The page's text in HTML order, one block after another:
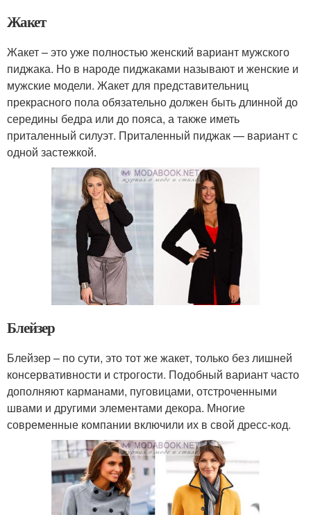
Жакет
Жакет – это уже полностью женский вариант мужского
пиджака. Но в народе пиджаками называют и женские и
мужские модели. Жакет для представительниц
прекрасного пола обязательно должен быть длинной до
середины бедра или до пояса, а также иметь
приталенный силуэт. Приталенный пиджак — вариант с
одной застежкой.
Блейзер
Блейзер – по сути, это тот же жакет, только без лишней
консервативности и строгости. Подобный вариант часто
дополняют карманами, пуговицами, отстроченными
швами и другими элементами декора. Многие
современные компании включили их в свой дресс-код.